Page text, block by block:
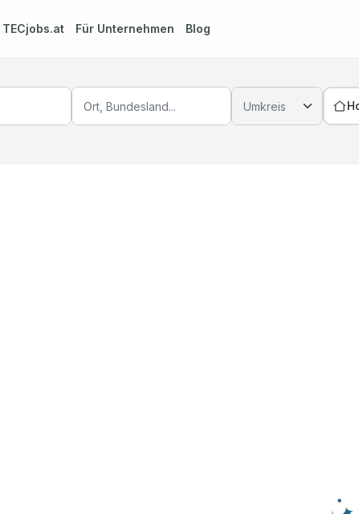
TECjobs.at Für Unternehmen Blog